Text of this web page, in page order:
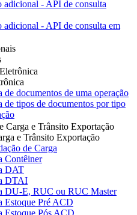
adicional - API de consulta
adicional - API de consulta em
de documentos de uma operação
de tipos de documentos por tipo
Carga e Trânsito Exportação
e Trânsito Exportação
de Carga
Contêiner
DAT
DTAI
DU-E, RUC ou RUC Master
Estoque Pré ACD
Estoque Pós ACD